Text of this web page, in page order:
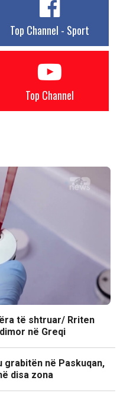
Top Channel - Sport
Top Channel
të shtruar/ Rriten
në Greqi
grabitën në Paskuqan,
disa zona